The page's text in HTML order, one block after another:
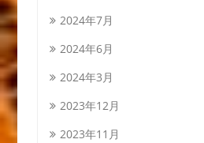
2024年7月
2024年6月
2024年3月
2023年12月
2023年11月